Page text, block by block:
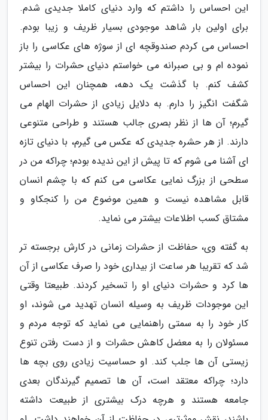
این احساس را داشتم که وارد دنیای کاملا جدیدی شدم.
برای اولین بار شاهد موجودی بسیار ظریف و زیبا بودم.
احساس می کردم صندوقچه ای از سوژه های عکاسی را باز
نموده ام و بی صبرانه می خواستم دنیای حشرات را بیشتر
کشف کنم. با گذشت یک دهه، همچنان این احساس
شگفت انگیز را دارم. به دلایل زیادی از حشرات الهام می
گیرم؛ آن ها از نظر بصری جالب هستند و طراحی متنوعی
دارند. از هر حشره جدیدی که عکس می گیرم، با دنیای تازه
ای آشنا می شوم که تا پیش از این ندیده بودم؛ چراکه من در
سطحی از بزرگ نمایی عکاسی می کنم که با چشم انسان
قابل مشاهده نیست و همین موضوع من را کنجکاو و
مشتاق کسب اطلاعات بیشتر می نماید.
به گفته وی، حفاظت از حشرات زمانی در کارش برجسته تر
شد که تقریبا هر ساعت از بیداری خود را صرف عکاسی از آن
ها کرد و حشرات دنیای او را تسخیر کردند. طبیعتا وقتی
این موجودات ظریف به وسیله انسان تهدید می شوند، او
کار خود را به سمتی راهنمایی می نماید که توجه مردم و
مسئولان را به معضل کاهش حشرات و از دست رفتن تنوع
زیستی آن ها جلب کند. او حساسیت زیادی روی بچه ها
دارد؛ چراکه معتقد است، آن ها تصمیم گیرندگان بعدی
جامعه هستند و هرچه درک بیشتری از طبیعت داشته